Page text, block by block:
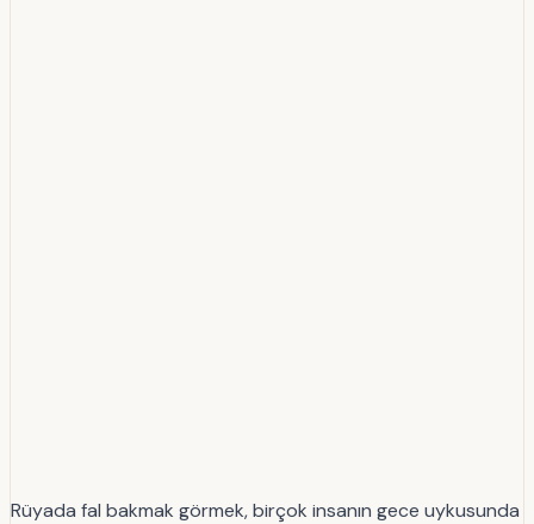
Rüyada fal bakmak görmek, birçok insanın gece uykusunda